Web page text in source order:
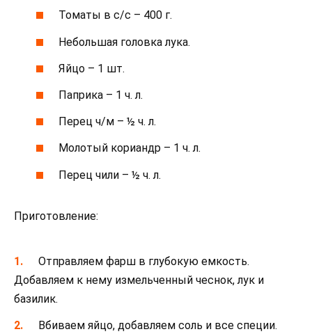
Томаты в с/с – 400 г.
Небольшая головка лука.
Яйцо – 1 шт.
Паприка – 1 ч. л.
Перец ч/м – ½ ч. л.
Молотый кориандр – 1 ч. л.
Перец чили – ½ ч. л.
Приготовление:
Отправляем фарш в глубокую емкость.
Добавляем к нему измельченный чеснок, лук и
базилик.
Вбиваем яйцо, добавляем соль и все специи.